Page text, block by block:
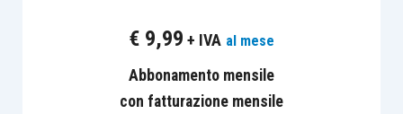
risposta ad istanza di interpello n. 426
del 24.10.2019, l’Agenzia delle Entrate ha chiarito
che l’attività direalizzazionee successiva
€ 9,99 + IVA al mese
Abbonamento mensile
con fatturazione mensile